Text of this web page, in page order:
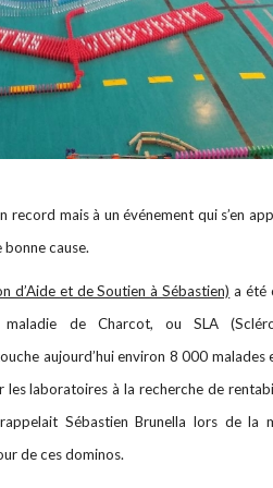
record mais à un événement qui s’en
cause.
d’Aide et de Soutien à Sébastien) a été
de Charcot, ou SLA
aujourd’hui environ 8 000 malades
laboratoires à la recherche de
Sébastien Brunella lors de la
de ces dominos.